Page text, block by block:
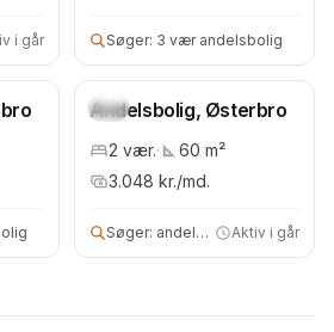
i går Søger: 3 vær andelsbolig
Ny
Andelsbolig, Østerbro
2 vær.· 60 m²
3.048 kr./md.
Søger: andels- eller ejerbolig Aktiv i går